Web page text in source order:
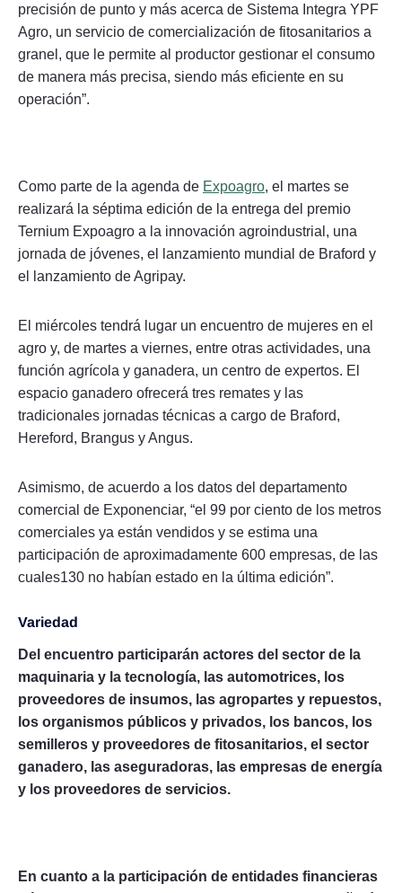
precisión de punto y más acerca de Sistema Integra YPF
Agro, un servicio de comercialización de fitosanitarios a
granel, que le permite al productor gestionar el consumo
de manera más precisa, siendo más eficiente en su
operación”.
Como parte de la agenda de Expoagro, el martes se
realizará la séptima edición de la entrega del premio
Ternium Expoagro a la innovación agroindustrial, una
jornada de jóvenes, el lanzamiento mundial de Braford y
el lanzamiento de Agripay.
El miércoles tendrá lugar un encuentro de mujeres en el
agro y, de martes a viernes, entre otras actividades, una
función agrícola y ganadera, un centro de expertos. El
espacio ganadero ofrecerá tres remates y las
tradicionales jornadas técnicas a cargo de Braford,
Hereford, Brangus y Angus.
Asimismo, de acuerdo a los datos del departamento
comercial de Exponenciar, “el 99 por ciento de los metros
comerciales ya están vendidos y se estima una
participación de aproximadamente 600 empresas, de las
cuales130 no habían estado en la última edición”.
Variedad
Del encuentro participarán actores del sector de la
maquinaria y la tecnología, las automotrices, los
proveedores de insumos, las agropartes y repuestos,
los organismos públicos y privados, los bancos, los
semilleros y proveedores de fitosanitarios, el sector
ganadero, las aseguradoras, las empresas de energía
y los proveedores de servicios.
En cuanto a la participación de entidades financieras